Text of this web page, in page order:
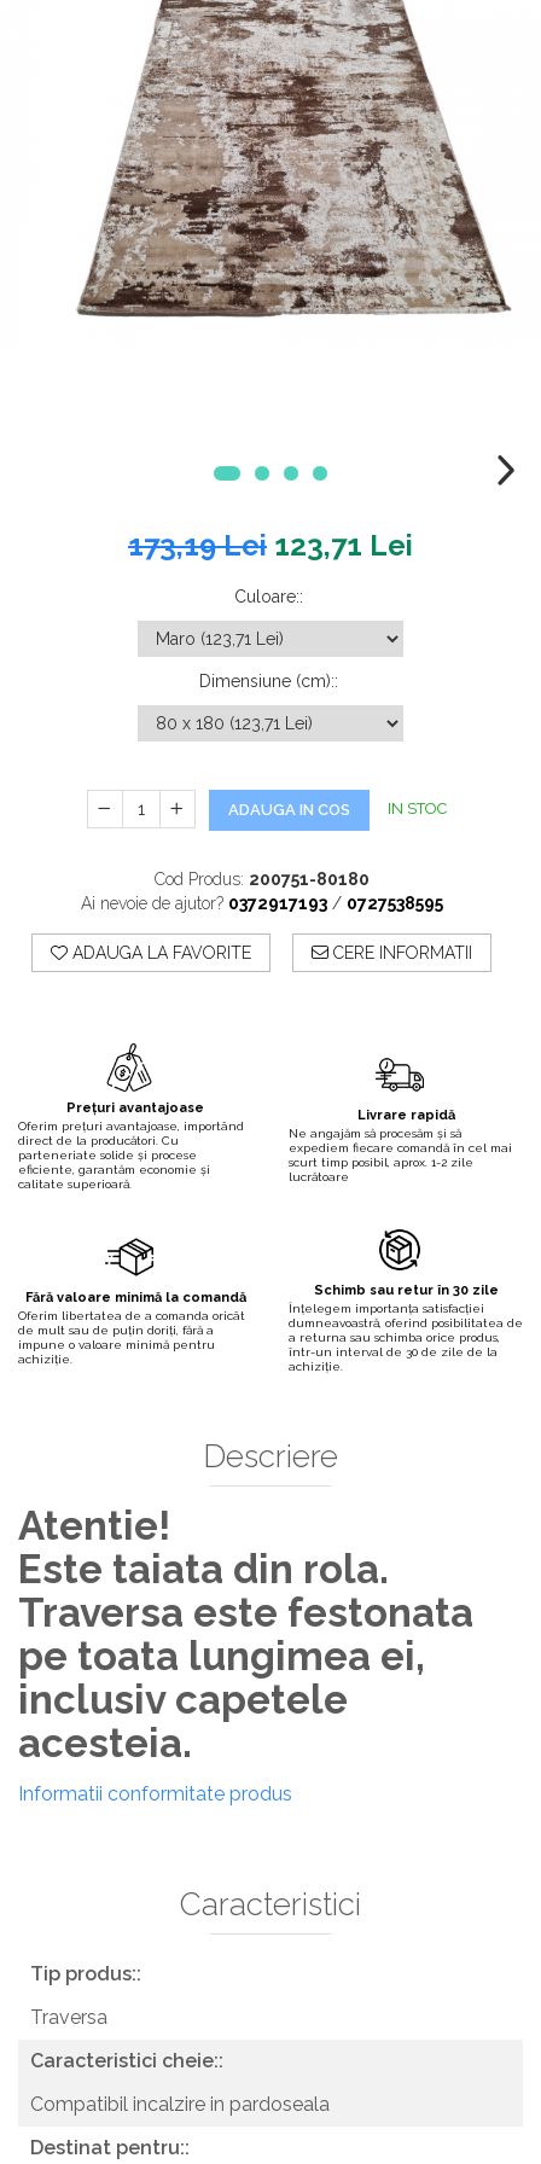
173,19 Lei 123,71 Lei
Culoare::
Dimensiune (cm)::
ADAUGA IN COS IN STOC
Cod Produs: 200751-80180
Ai nevoie de ajutor? 0372917193 / 0727538595
ADAUGA LA FAVORITE CERE INFORMATII
Prețuri avantajoase
Oferim prețuri avantajoase, importând
direct de la producători. Cu
parteneriate solide și procese
eficiente, garantăm economie și
calitate superioară.
Livrare rapidă
Ne angajăm să procesăm și să
expediem fiecare comandă în cel mai
scurt timp posibil, aprox. 1-2 zile
lucrătoare
Fără valoare minimă la comandă
Oferim libertatea de a comanda oricât
de mult sau de puțin doriți, fără a
impune o valoare minimă pentru
achiziție.
Schimb sau retur în 30 zile
Înțelegem importanța satisfacției
dumneavoastră, oferind posibilitatea de
a returna sau schimba orice produs,
într-un interval de 30 de zile de la
achiziție.
Descriere
Atentie!
Este taiata din rola.
Traversa este festonata
pe toata lungimea ei,
inclusiv capetele
acesteia.
Informatii conformitate produs
Caracteristici
Tip produs::
Traversa
Caracteristici cheie::
Compatibil incalzire in pardoseala
Destinat pentru::